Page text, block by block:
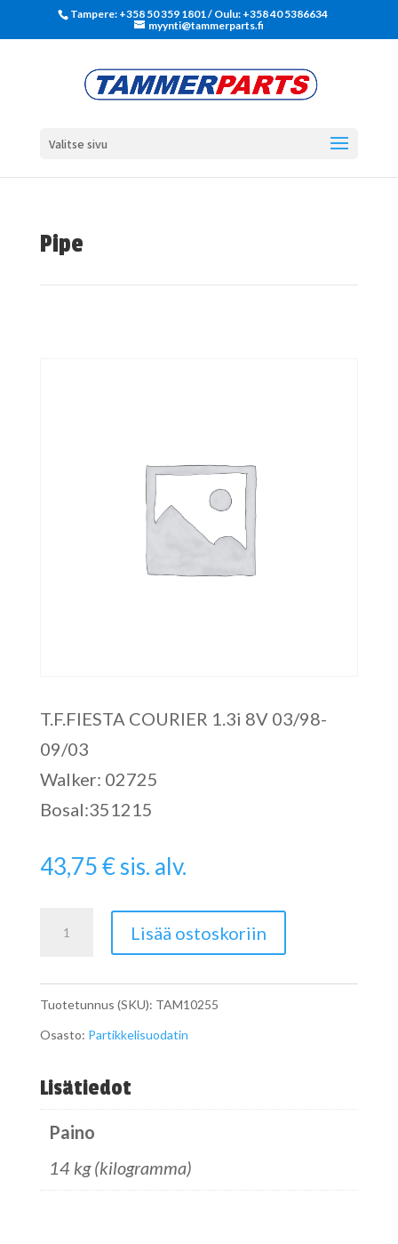
Tampere: +358 50 359 1801‬ / Oulu: +358 40 5386634
myynti@tammerparts.fi
Valitse sivu
Pipe
T.F.FIESTA COURIER 1.3i 8V 03/98-
09/03
Walker: 02725
Bosal:351215
43,75€sis. alv.
Lisää ostoskoriin
Tuotetunnus (SKU): TAM10255
Osasto: Partikkelisuodatin
Lisätiedot
Paino
14 kg (kilogramma)